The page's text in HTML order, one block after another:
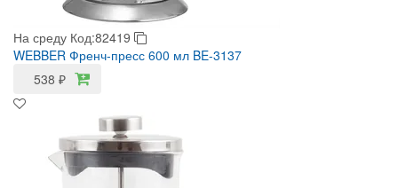
На среду Код:82419
WEBBER Френч-пресс 600 мл BE-3137
538 ₽